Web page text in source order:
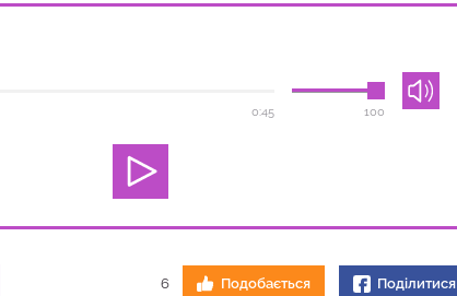
0:45 100
6 Подобається Поділитися